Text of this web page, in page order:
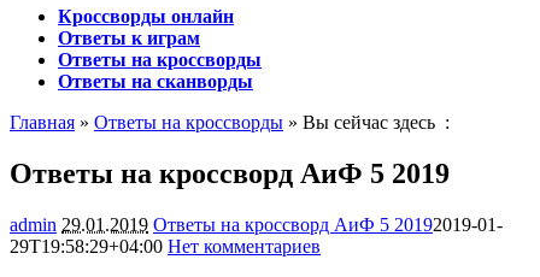
Кроссворды онлайн
Ответы к играм
Ответы на кроссворды
Ответы на сканворды
Главная » Ответы на кроссворды » Вы сейчас здесь :
Ответы на кроссворд АиФ 5 2019
admin 29.01.2019 Ответы на кроссворд АиФ 5 20192019-01-
29T19:58:29+04:00 Нет комментариев